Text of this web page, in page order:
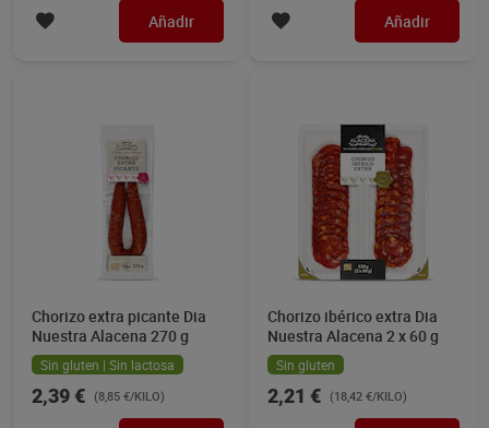
Añadir Añadir
Chorizo extra picante Dia
Nuestra Alacena 270 g
Sin gluten | Sin lactosa
2,39 € (8,85 €/KILO)
Chorizo ibérico extra Dia
Nuestra Alacena 2 x 60 g
Sin gluten
2,21 € (18,42 €/KILO)